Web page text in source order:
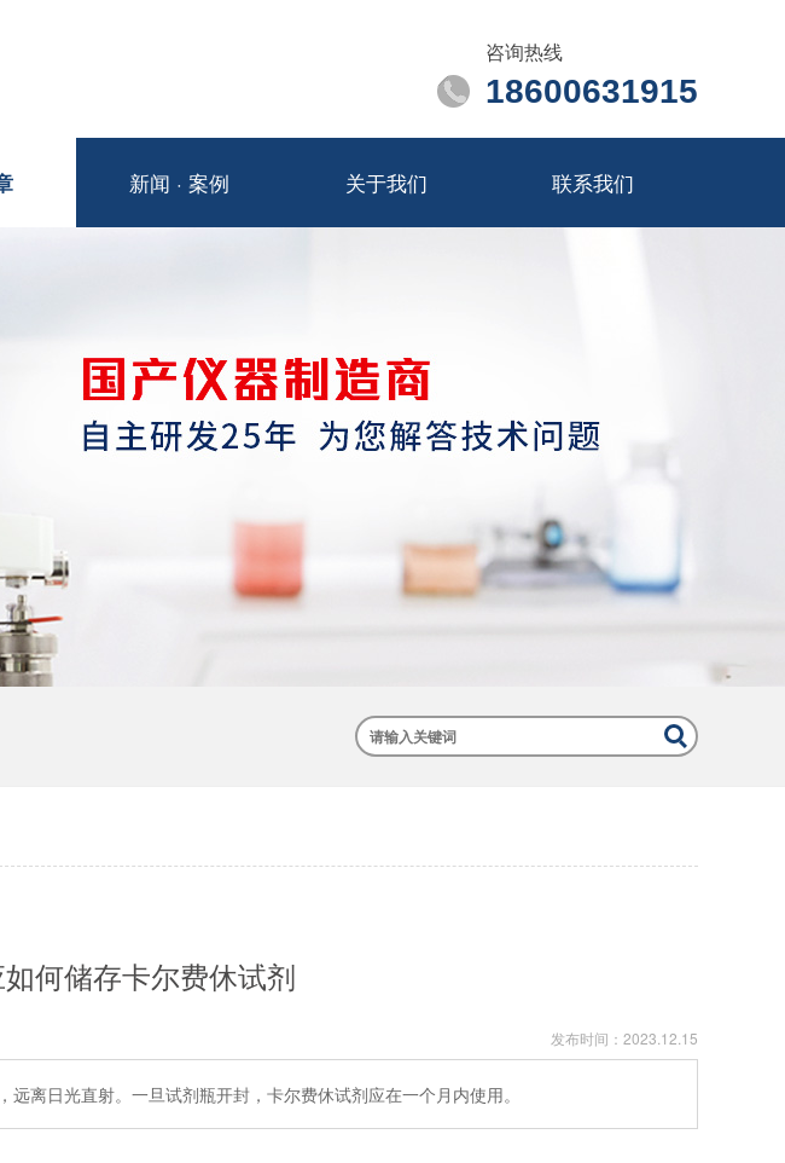
咨询热线
18600631915
新闻 · 案例 关于我们 联系我们
何储存卡尔费休试剂
发布时间： 2023.12.15
离日光直射。一旦试剂瓶开封，卡尔费休试剂应在一个月内使用。